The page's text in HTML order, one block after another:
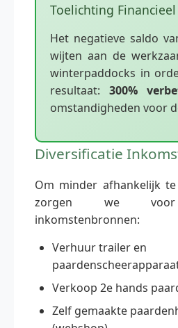
Toelichting
Het negatieve saldo
wijten aan de
winterpaddocks in
resultaat: 300%
omstandigheden voor
Diversificatie
Om minder afhankelijk
zorgen we voor
inkomstenbronnen:
Verhuur trailer en
Verkoop 2e hands
Zelf gemaakte